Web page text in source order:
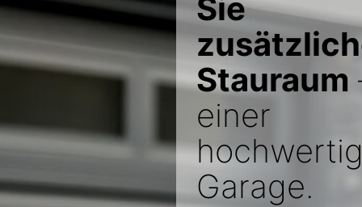
Sie
Stauraum
einer
Garage.